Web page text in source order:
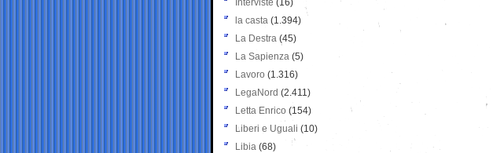
Interviste (16)
la casta (1.394)
La Destra (45)
La Sapienza (5)
Lavoro (1.316)
LegaNord (2.411)
Letta Enrico (154)
Liberi e Uguali (10)
Libia (68)